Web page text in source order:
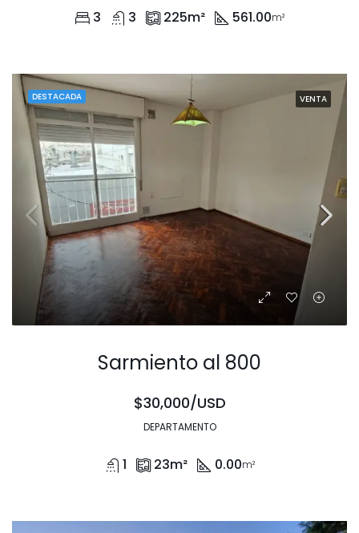
3 3 225m² 561.00m²
DESTACADA VENTA
Sarmiento al 800
$30,000/USD
DEPARTAMENTO
1 23m² 0.00m²